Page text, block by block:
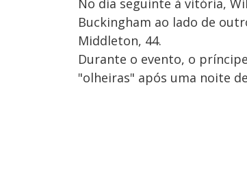
Buckingham ao lado de
Middleton, 44.
Durante o evento, o
"olheiras" após uma noite